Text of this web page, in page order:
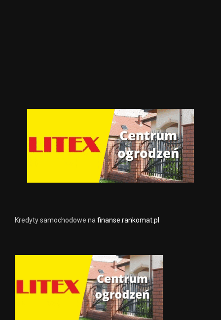
Kredyty samochodowe nafinanse.rankomat.pl